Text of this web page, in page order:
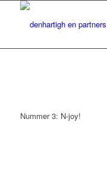
Nummer 3: N-joy!